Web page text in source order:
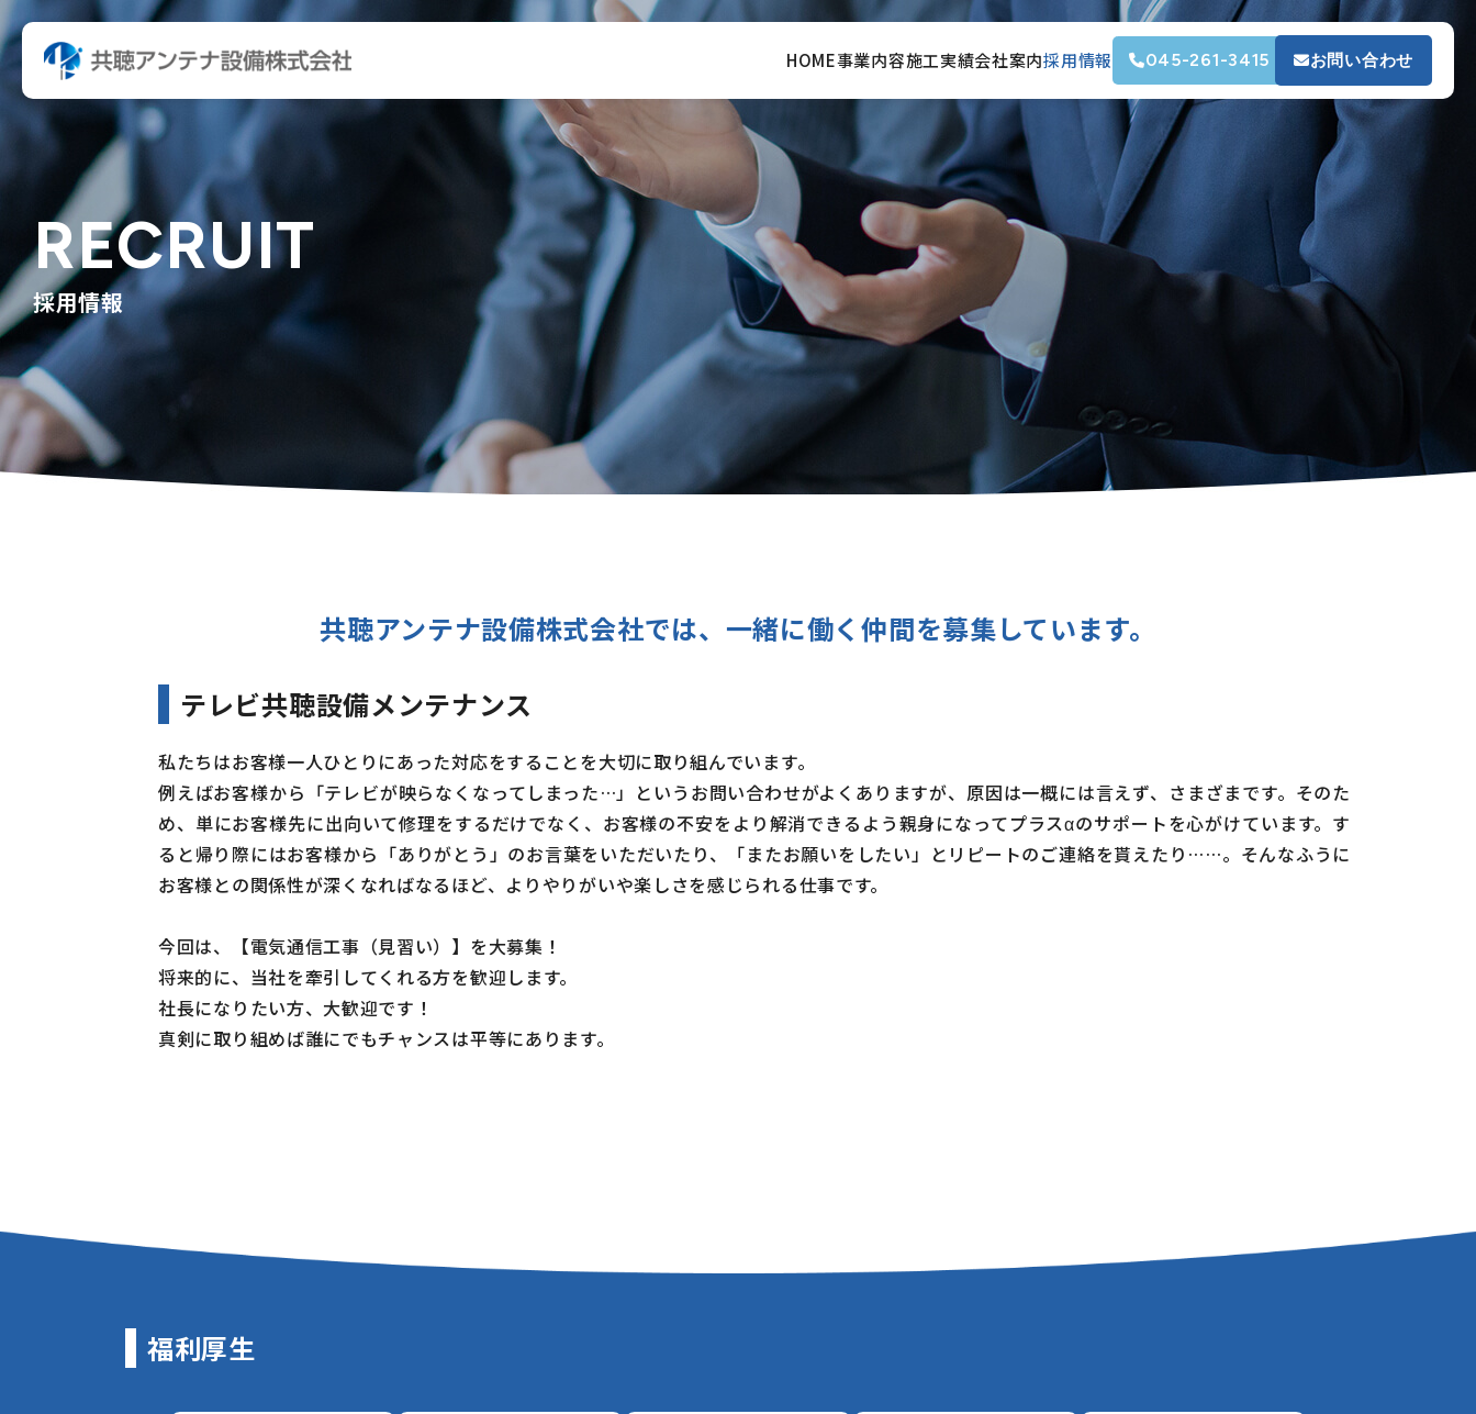
HOME事業内容施工実績会社案内採用情報 045-261-3415 お問い合わせ
RECRUIT
採用情報
共聴アンテナ設備株式会社では、 一緒に働く仲間を募集しています。
テレビ共聴設備メンテナンス
私たちはお客様一人ひとりにあった対応をすることを大切に取り組んでいます。
例えばお客様から「テレビが映らなくなってしまった…」というお問い合わせがよくありますが、原因は一概には言えず、さまざまです。そのた
め、単にお客様先に出向いて修理をするだけでなく、お客様の不安をより解消できるよう親身になってプラスαのサポートを心がけています。す
ると帰り際にはお客様から「ありがとう」のお言葉をいただいたり、「またお願いをしたい」とリピートのご連絡を貰えたり……。そんなふうに
お客様との関係性が深くなればなるほど、よりやりがいや楽しさを感じられる仕事です。
今回は、【電気通信工事（見習い）】を大募集！
将来的に、当社を牽引してくれる方を歓迎します。
社長になりたい方、大歓迎です！
真剣に取り組めば誰にでもチャンスは平等にあります。
福利厚生